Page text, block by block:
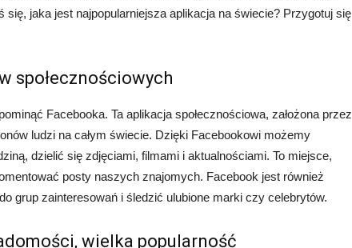
się, jaka jest najpopularniejsza aplikacja na świecie? Przygotuj się
społecznościowych
Facebooka. Ta aplikacja społecznościowa, założona przez
ludzi na całym świecie. Dzięki Facebookowi możemy
dzielić się zdjęciami, filmami i aktualnościami. To miejsce,
posty naszych znajomych. Facebook jest również
grup zainteresowań i śledzić ulubione marki czy celebrytów.
wielka popularność